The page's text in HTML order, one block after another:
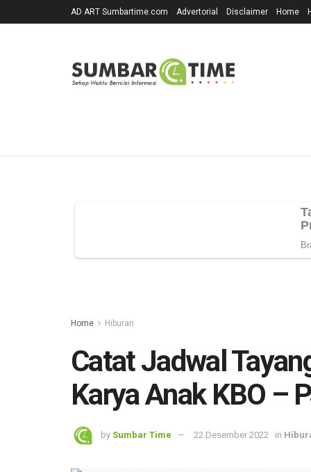
AD ART Sumbartime.com Advertorial Disclaimer Home
Home Hiburan
Catat Jadwal
Karya Anak KBO –
by Sumbar Time 22 Desember 2022 in